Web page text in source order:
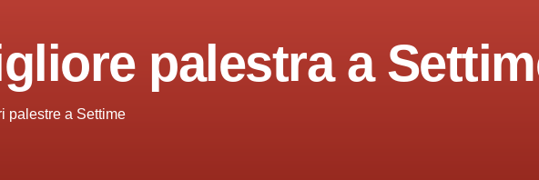
palestra a
palestre a Settime